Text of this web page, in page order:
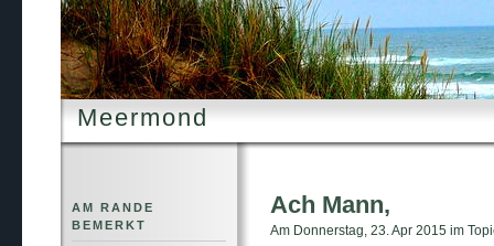
Meermond
AM RANDE
BEMERKT
Ach Mann,
Am Donnerstag, 23. Apr 2015 im